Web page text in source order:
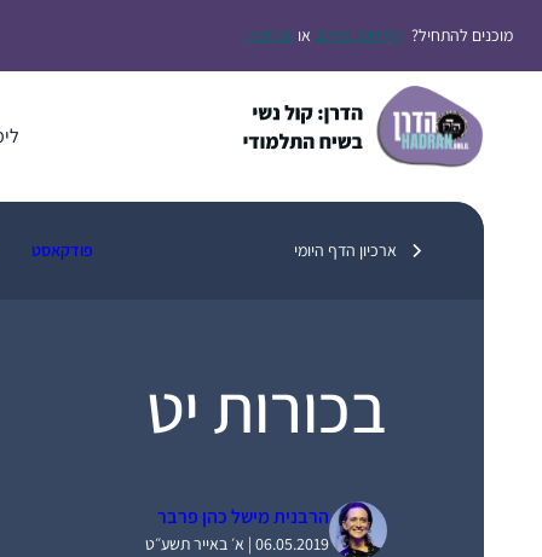
לתוכןמוכנים להתחיל? הירשמו בחינם או התחברו
ארכיון הדף היומי פודקאסט
בכורות יט
הרבנית מישל כהן פרבר
06.05.2019 | א׳ באייר תשע״ט